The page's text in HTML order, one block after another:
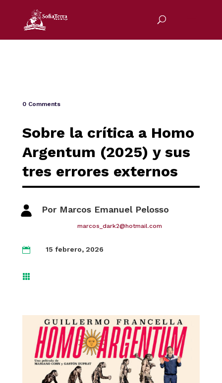
0 Comments
Sobre la crítica a Homo
Argentum (2025) y sus
tres errores externos
Por Marcos Emanuel Pelosso
marcos_dark2@hotmail.com
 15 febrero, 2026
